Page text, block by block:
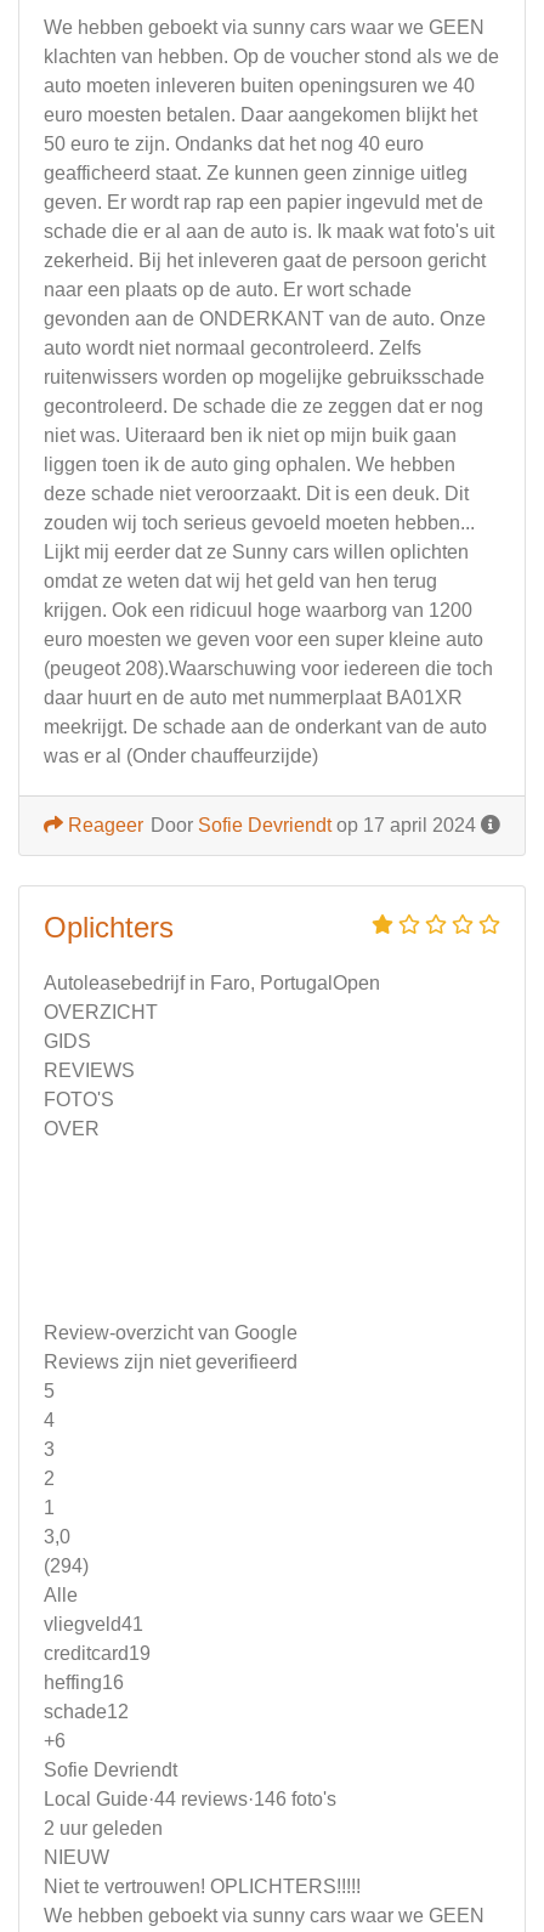
We hebben geboekt via sunny cars waar we GEEN
klachten van hebben. Op de voucher stond als we de
auto moeten inleveren buiten openingsuren we 40
euro moesten betalen. Daar aangekomen blijkt het
50 euro te zijn. Ondanks dat het nog 40 euro
geafficheerd staat. Ze kunnen geen zinnige uitleg
geven. Er wordt rap rap een papier ingevuld met de
schade die er al aan de auto is. Ik maak wat foto's uit
zekerheid. Bij het inleveren gaat de persoon gericht
naar een plaats op de auto. Er wort schade
gevonden aan de ONDERKANT van de auto. Onze
auto wordt niet normaal gecontroleerd. Zelfs
ruitenwissers worden op mogelijke gebruiksschade
gecontroleerd. De schade die ze zeggen dat er nog
niet was. Uiteraard ben ik niet op mijn buik gaan
liggen toen ik de auto ging ophalen. We hebben
deze schade niet veroorzaakt. Dit is een deuk. Dit
zouden wij toch serieus gevoeld moeten hebben...
Lijkt mij eerder dat ze Sunny cars willen oplichten
omdat ze weten dat wij het geld van hen terug
krijgen. Ook een ridicuul hoge waarborg van 1200
euro moesten we geven voor een super kleine auto
(peugeot 208).Waarschuwing voor iedereen die toch
daar huurt en de auto met nummerplaat BA01XR
meekrijgt. De schade aan de onderkant van de auto
was er al (Onder chauffeurzijde)
Door Sofie Devriendtop 17 april 2024
Reageer
Oplichters
Autoleasebedrijf in Faro, PortugalOpen
OVERZICHT
GIDS
REVIEWS
FOTO'S
OVER
Review-overzicht van Google
Reviews zijn niet geverifieerd
5
4
3
2
1
3,0
(294)
Alle
vliegveld41
creditcard19
heffing16
schade12
+6
Sofie Devriendt
Local Guide·44 reviews·146 foto's
2 uur geleden
NIEUW
Niet te vertrouwen! OPLICHTERS!!!!!
We hebben geboekt via sunny cars waar we GEEN